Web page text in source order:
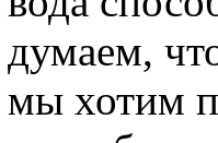
думаем,
мы хотим